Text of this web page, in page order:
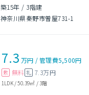
築15年 / 3階建
神奈川県秦野市曽屋731-1
7.3 万円 /管理費5,500円
敷 無料 礼 7.3万円
1LDK/50.39㎡ /3階